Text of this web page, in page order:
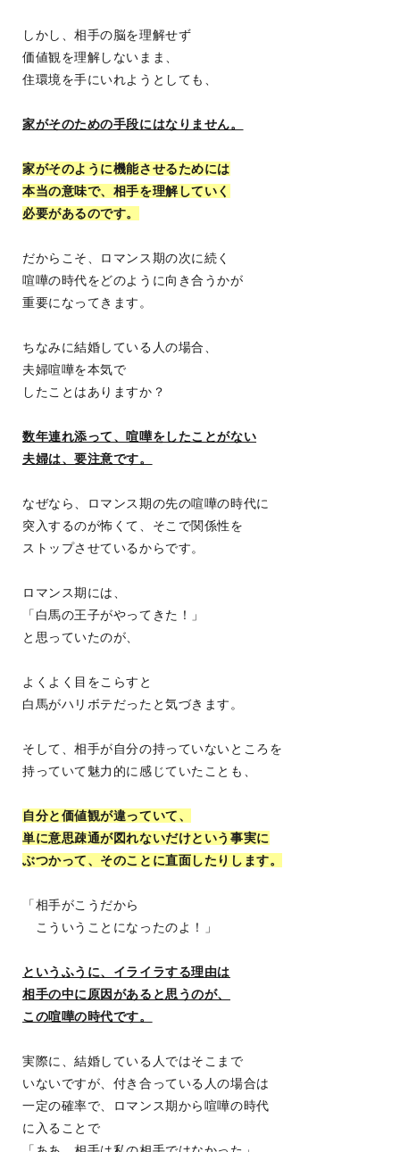
しかし、相手の脳を理解せず
価値観を理解しないまま、
住環境を手にいれようとしても、
家がそのための手段にはなりません。
家がそのように機能させるためには
本当の意味で、相手を理解していく
必要があるのです。
だからこそ、ロマンス期の次に続く
喧嘩の時代をどのように向き合うかが
重要になってきます。
ちなみに結婚している人の場合、
夫婦喧嘩を本気で
したことはありますか？
数年連れ添って、喧嘩をしたことがない
夫婦は、要注意です。
なぜなら、ロマンス期の先の喧嘩の時代に
突入するのが怖くて、そこで関係性を
ストップさせているからです。
ロマンス期には、
「白馬の王子がやってきた！」
と思っていたのが、
よくよく目をこらすと
白馬がハリボテだったと気づきます。
そして、相手が自分の持っていないところを
持っていて魅力的に感じていたことも、
自分と価値観が違っていて、
単に意思疎通が図れないだけという事実に
ぶつかって、そのことに直面したりします。
「相手がこうだから
こういうことになったのよ！」
というふうに、イライラする理由は
相手の中に原因があると思うのが、
この喧嘩の時代です。
実際に、結婚している人ではそこまで
いないですが、付き合っている人の場合は
一定の確率で、ロマンス期から喧嘩の時代
に入ることで